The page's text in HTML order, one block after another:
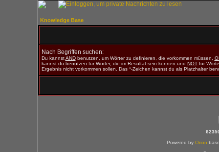
Knowledge Base
Nach Begriffen suchen:
Du kannstANDbenutzen, um Wörter zu definieren, die vorkommen müssen,
kannst du benutzen für Wörter, die im Resultat sein können und NOTfür
Ergebnis nicht vorkommen sollen. Das *-Zeichen kannst du als Platzhalter
Powered by Orion